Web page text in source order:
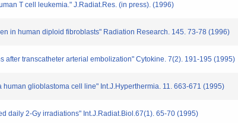
T cell leukemia." J.Radiat.Res. (in press). (1996)
in human diploid fibroblasts" Radiation Research. 145. 73-78 (1996)
after transcatheter arterial embolization" Cytokine. 7(2). 191-195 (1995)
glioblastoma cell line" Int.J.Hyperthermia. 11. 663-671 (1995)
daily 2-Gy irradiations" Int.J.Radiat.Biol.67(1). 65-70 (1995)